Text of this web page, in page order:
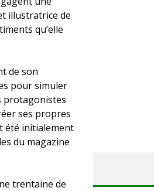
illustratrice de
qu’elle
de son
pour simuler
protagonistes
ses propres
été initialement
du magazine
trentaine de